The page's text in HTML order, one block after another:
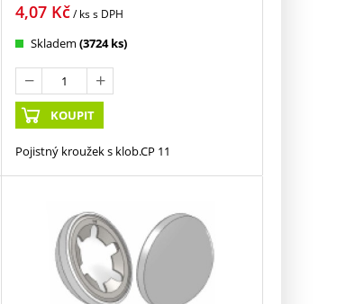
4,07 Kč/ kss DPH
Skladem (3724 ks)
KOUPIT
Pojistný kroužek s klob.CP 11